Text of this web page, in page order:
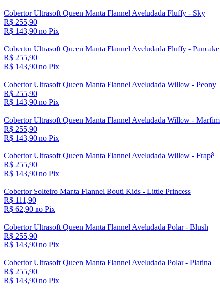
Cobertor Ultrasoft Queen Manta Flannel Aveludada Fluffy - Sky
R$ 255,90
R$ 143,90 no Pix
Cobertor Ultrasoft Queen Manta Flannel Aveludada Fluffy - Pancake
R$ 255,90
R$ 143,90 no Pix
Cobertor Ultrasoft Queen Manta Flannel Aveludada Willow - Peony
R$ 255,90
R$ 143,90 no Pix
Cobertor Ultrasoft Queen Manta Flannel Aveludada Willow - Marfim
R$ 255,90
R$ 143,90 no Pix
Cobertor Ultrasoft Queen Manta Flannel Aveludada Willow - Frapê
R$ 255,90
R$ 143,90 no Pix
Cobertor Solteiro Manta Flannel Bouti Kids - Little Princess
R$ 111,90
R$ 62,90 no Pix
Cobertor Ultrasoft Queen Manta Flannel Aveludada Polar - Blush
R$ 255,90
R$ 143,90 no Pix
Cobertor Ultrasoft Queen Manta Flannel Aveludada Polar - Platina
R$ 255,90
R$ 143,90 no Pix